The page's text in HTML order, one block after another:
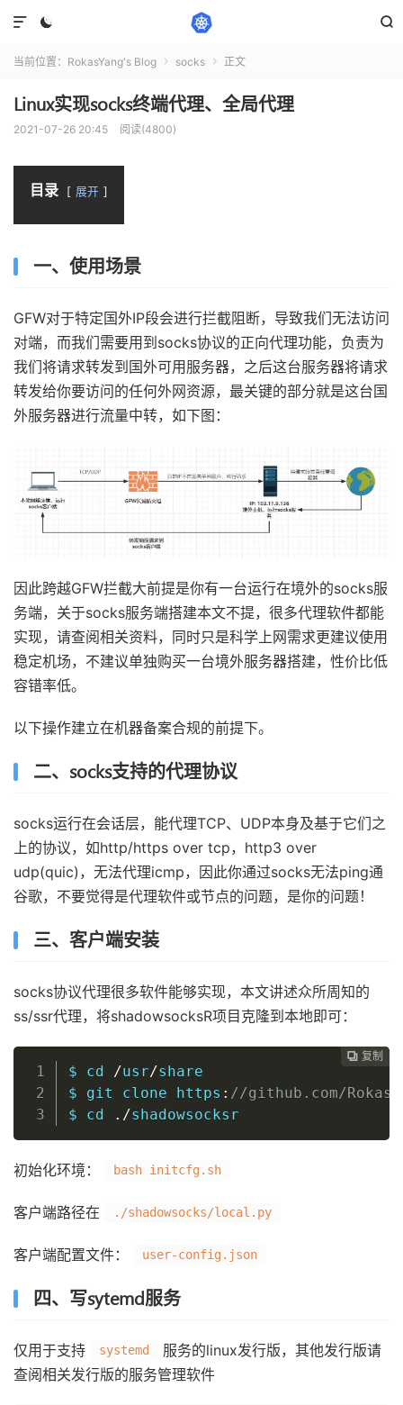



当前位置： RokasYang's Blog  socks  正文
Linux实现socks终端代理、全局代理
2021-07-26 20:45 阅读(4800)
目录 展开
一、使用场景
GFW对于特定国外IP段会进行拦截阻断，导致我们无法访问
对端，而我们需要用到socks协议的正向代理功能，负责为
我们将请求转发到国外可用服务器，之后这台服务器将请求
转发给你要访问的任何外网资源，最关键的部分就是这台国
外服务器进行流量中转，如下图：
因此跨越GFW拦截大前提是你有一台运行在境外的socks服
务端，关于socks服务端搭建本文不提，很多代理软件都能
实现，请查阅相关资料，同时只是科学上网需求更建议使用
稳定机场，不建议单独购买一台境外服务器搭建，性价比低
容错率低。
以下操作建立在机器备案合规的前提下。
二、socks支持的代理协议
socks运行在会话层，能代理TCP、UDP本身及基于它们之
上的协议，如http/https over tcp，http3 over
udp(quic)，无法代理icmp，因此你通过socks无法ping通
谷歌，不要觉得是代理软件或节点的问题，是你的问题！
三、客户端安装
socks协议代理很多软件能够实现，本文讲述众所周知的
ss/ssr代理，将shadowsocksR项目克隆到本地即可：
 复制
 复制
 复制
 复制
 复制
 复制
 复制
 复制
 复制
 复制
 复制
 复制
 复制
 复制
 复制
$ cd /usr/share
$ git clone https : //github.com/
$ cd ./shadowsocksr
初始化环境： bash initcfg.sh
客户端路径在 ./shadowsocks/local.py
客户端配置文件： user-config.json
四、写sytemd服务
仅用于支持 systemd
服务的linux发行版，其他发行版请
查阅相关发行版的服务管理软件